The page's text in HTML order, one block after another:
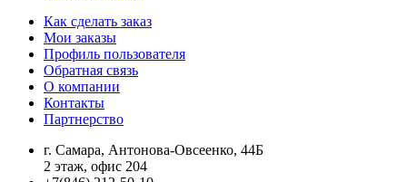
Как сделать заказ
Мои заказы
Профиль пользователя
Обратная связь
О компании
Контакты
Партнерство
г. Самара, Антонова-Овсеенко, 44Б
2 этаж, офис 204